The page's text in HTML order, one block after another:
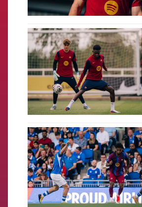
FCB Barcelona badge
FCB Barcelona badge